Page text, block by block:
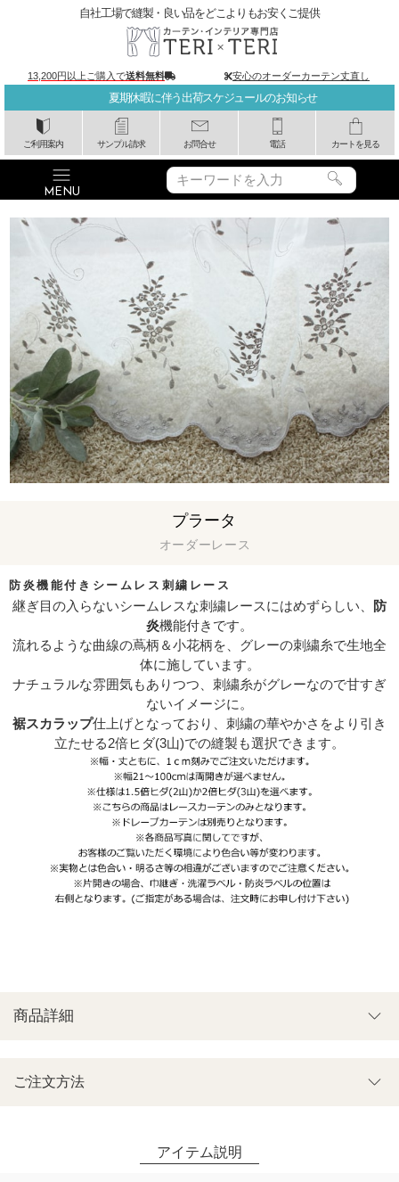
夏期休暇に伴う出荷スケジュールのお知らせ
ご利用案内 サンプル請求 お問合せ 電話 カートを見る
自社工場で縫製・良い品をどこよりもお安くご提供
13,200円以上ご購入で送料無料 安心のオーダーカーテン丈直し
防炎機能付きシームレス刺繍レース
オーダーレース
プラータ
継ぎ目の入らないシームレスな刺繍レースにはめずらしい、
防
炎機能付きです。
流れるような曲線の蔦柄＆小花柄を、グレーの刺繍糸で生地全
体に施しています。
ナチュラルな雰囲気もありつつ、刺繍糸がグレーなので甘すぎ
ないイメージに。
裾スカラップ仕上げとなっており、刺繍の華やかさをより引き
立たせる2倍ヒダ(3山)での縫製も選択できます。
ご注文方法
商品詳細